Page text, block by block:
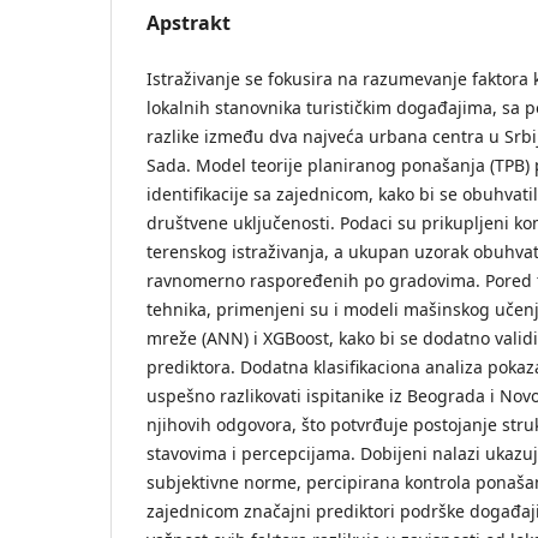
Apstrakt
Istraživanje se fokusira na razumevanje faktora
lokalnih stanovnika turističkim događajima, sa
razlike između dva najveća urbana centra u
Sada. Model teorije planiranog ponašanja
identifikacije sa zajednicom, kako bi se
društvene uključenosti. Podaci su prikupljeni
terenskog istraživanja, a ukupan uzorak
ravnomerno raspoređenih po gradovima.
tehnika, primenjeni su i modeli mašinskog
mreže (ANN) i XGBoost, kako bi se dodatno
prediktora. Dodatna klasifikaciona analiza
uspešno razlikovati ispitanike iz Beograda i
njihovih odgovora, što potvrđuje postojanje
stavovima i percepcijama. Dobijeni nalazi
subjektivne norme, percipirana kontrola
zajednicom značajni prediktori podrške